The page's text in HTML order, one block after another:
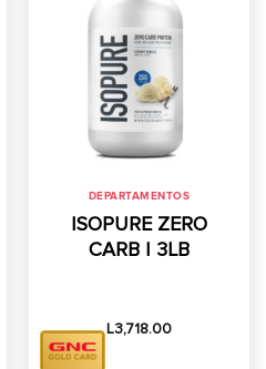
DEPARTAMENTOS
ISOPURE ZERO
CARB | 3LB
L3,718.00